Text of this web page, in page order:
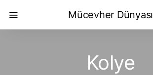
Mücevher Dünyası
Kolye